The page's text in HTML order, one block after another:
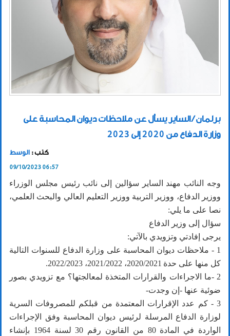
برلمان / الساير يسأل عن ملاحظات ديوان المحاسبة على
وزارة الدفاع من 2020 إلى 2023
كتب : الوسط
09/10/2023 06:57
وجه النائب مهند الساير سؤالين إلى نائب رئيس مجلس الوزراء
ووزير الدفاع، ووزير التربية ووزير التعليم العالي والبحث العلمي،
نصا على ما يلي:
سؤال إلى وزير الدفاع
يرجى إفادتي وتزويدي بالآتي:
1 - ملاحظات ديوان المحاسبة على وزارة الدفاع للسنوات التالية
كل منها على حدة 2020/2021، 2021/2022، 2022/2023.
2 -ما الاجراءات والقرارات المتخذة لمعالجتها؟ مع تزويدي بصور
ضوئية عنها -إن وجدت-
3 - كم عدد الإقرارات المعتمدة من قبلكم للمصروفات السرية
لوزارة الدفاع المرسلة لرئيس ديوان المحاسبة وفق الإجراءات
الواردة في المادة 80 من القانون رقم 30 لسنة 1964 بإنشاء